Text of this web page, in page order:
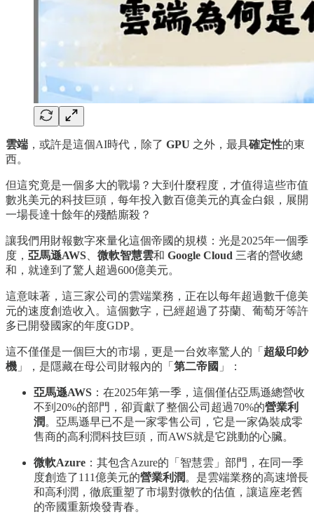
雲端 ，或許是這個AI時代，除了 GPU 之外，最具確定性的東
西。
但這究竟是一個多大的戰場？大到什麼程度，才值得這些市值
數兆美元的科技巨頭，每年投入數百億美元的真金白銀，展開
一場長達十餘年的殘酷廝殺？
讓我們用財報數字來量化這個帝國的規模：光是2025年一個季
度， 亞馬遜AWS 微軟智慧雲和 Google Cloud 三者的營收總
和，就達到了驚人超過600億美元。
這意味著，這三家公司的雲端業務，正在以每年超過數千億美
元的速度創造收入。這個數字，已經超過了芬蘭、葡萄牙等許
多已開發國家的年度GDP。
這不僅僅是一個巨大的市場，更是一台效率驚人的「 超級印鈔
機 」，是隱藏在母公司財報內的「 第二帝國 」：
亞馬遜AWS ：在2025年第一季，這個僅佔亞馬遜總營收
不到20%的部門，卻貢獻了整個公司超過70%的營業利
潤。亞馬遜早已不是一家零售公司，它是一家偽裝成零
售商的高利潤科技巨頭，而AWS就是它跳動的心臟。
微軟Azure ：其包含Azure的「智慧雲」部門，在同一季
度創造了111億美元的營業利潤。是雲端業務的高速增長
和高利潤，徹底重塑了市場對微軟的估值，讓這座老舊
的帝國重新煥發青春。